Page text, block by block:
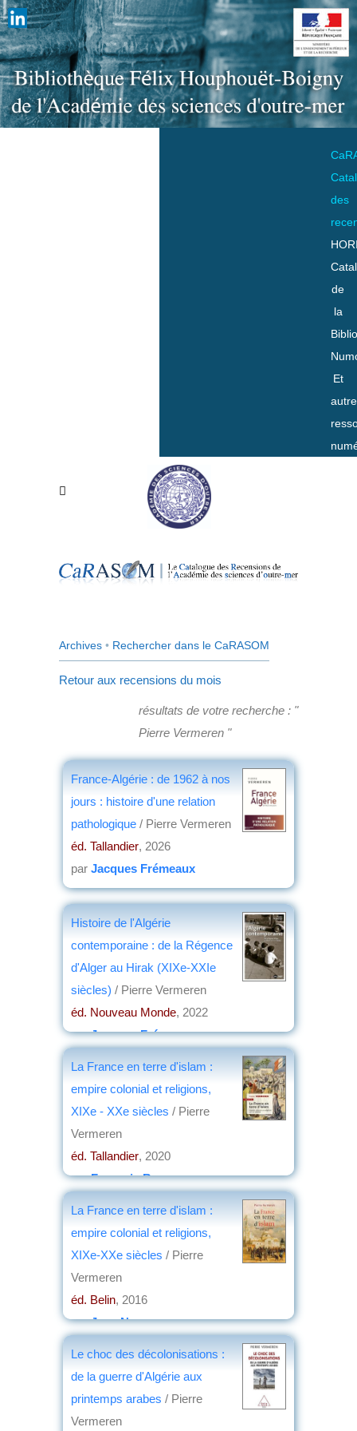
des
de
la
Et
Archives • Rechercher dans le CaRASOM
Retour aux recensions du mois
résultats de votre recherche : "
Pierre Vermeren "
France-Algérie : de 1962 à nos
jours : histoire d'une relation
pathologique / Pierre Vermeren
éd. Tallandier, 2026
par Jacques Frémeaux
Histoire de l'Algérie
contemporaine : de la Régence
d'Alger au Hirak (XIXe-XXIe
siècles) / Pierre Vermeren
éd. Nouveau Monde, 2022
parJacques Frémeaux
La France en terre d'islam :
empire colonial et religions,
XIXe - XXe siècles / Pierre
Vermeren
éd. Tallandier, 2020
parFrançois Besson
La France en terre d'islam :
empire colonial et religions,
XIXe-XXe siècles / Pierre
Vermeren
éd. Belin, 2016
parJean Nemo
Le choc des décolonisations :
de la guerre d'Algérie aux
printemps arabes / Pierre
Vermeren